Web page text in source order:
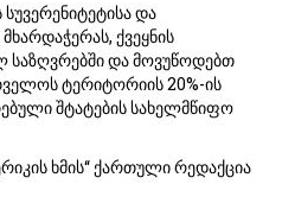
და
ქვეყნის
და მოვუწოდებთ
ტერიტორიის 20%-ის
შტატების სახელმწიფო
ხმის“ ქართული რედაქცია